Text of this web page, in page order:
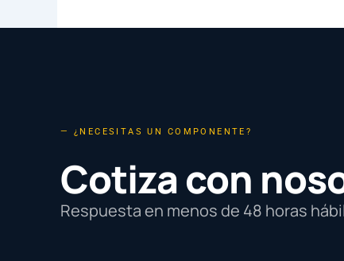
— ¿NECESITAS UN COMPONENTE?
Cotiza con
Respuesta en menos de 48 horas